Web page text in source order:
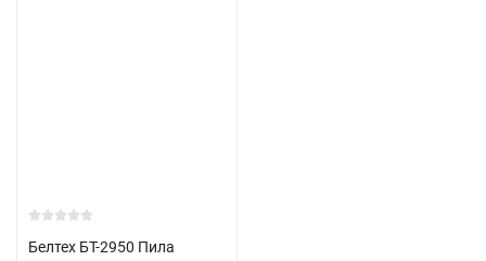
Белтех БТ-2950 Пила